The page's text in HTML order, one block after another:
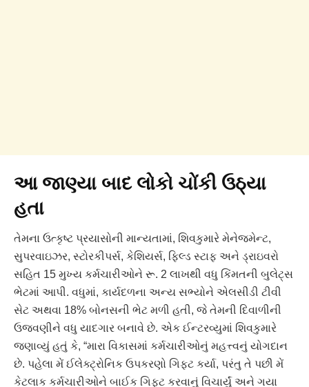
આ જાણ્યા બાદ લોકો ચોંકી ઉઠ્યા
હતા
તેમના ઉત્કૃષ્ટ પ્રયાસોની માન્યતામાં, શિવકુમારે મેનેજમેન્ટ,
સુપરવાઇઝર, સ્ટોરકીપર્સ, કેશિયર્સ, ફિલ્ડ સ્ટાફ અને ડ્રાઇવરો
સહિત 15 મુખ્ય કર્મચારીઓને રૂ. 2 લાખથી વધુ કિંમતની બુલેટ્સ
ભેટમાં આપી. વધુમાં, કાર્યદળના અન્ય સભ્યોને એલસીડી ટીવી
સેટ અથવા 18% બોનસની ભેટ મળી હતી, જે તેમની દિવાળીની
ઉજવણીને વધુ યાદગાર બનાવે છે. એક ઈન્ટરવ્યુમાં શિવકુમારે
જણાવ્યું હતું કે, “મારા વિકાસમાં કર્મચારીઓનું મહત્ત્વનું યોગદાન
છે. પહેલા મેં ઈલેક્ટ્રોનિક ઉપકરણો ગિફ્ટ કર્યા, પરંતુ તે પછી મેં
કેટલાક કર્મચારીઓને બાઈક ગિફ્ટ કરવાનું વિચાર્યું અને ગયા